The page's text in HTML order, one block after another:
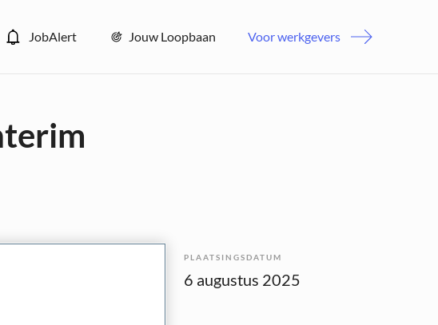
JobAlert Jouw Loopbaan Voor werkgevers
PLAATSINGSDATUM
6 augustus 2025